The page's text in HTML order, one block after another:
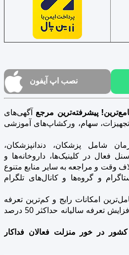
نصب اپ آیفون
پیشرفته‌ترین مرجع آگهی‌های
تجهیزات، سهام، ورکشاپ‌های آموزشی
شامل پزشکان، دندانپزشکان،
فعال در کلینیک‌ها، داروخانه‌ها و
وقت و مراجعه به سایر منابع متنوع
و گروه‌ها و کانال‌های تلگرام
امکانات رایج و کم‌ترین تعرفه
بازار فراهم است و سقف افزایش تعرفه سالیانه حداکثر 50 درصد
کشور در خور منزلت فعالان فداکار